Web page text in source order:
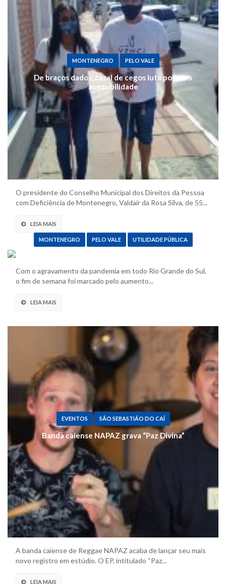
MONTENEGRO PELO VALE
De braços dados, casal de cegos luta por mais
acessibilidade
O presidente do Conselho Municipal dos Direitos da Pessoa
com Deficiência de Montenegro, Valdair da Rosa Silva, de 55...
LEIA MAIS
MONTENEGRO PELO VALE UTILIDADE PÚBLICA
Com o agravamento da pandemia em todo Rio Grande do Sul,
o fim de semana foi marcado pelo aumento...
LEIA MAIS
EVENTOS SÃO SEBASTIÃO DO CAÍ
Banda caiense NAPAZ grava “Paz Divina”
A banda caiense de Reggae NAPAZ acaba de lançar seu mais
novo registro em estúdio. O EP, intitulado “Paz...
LEIA MAIS